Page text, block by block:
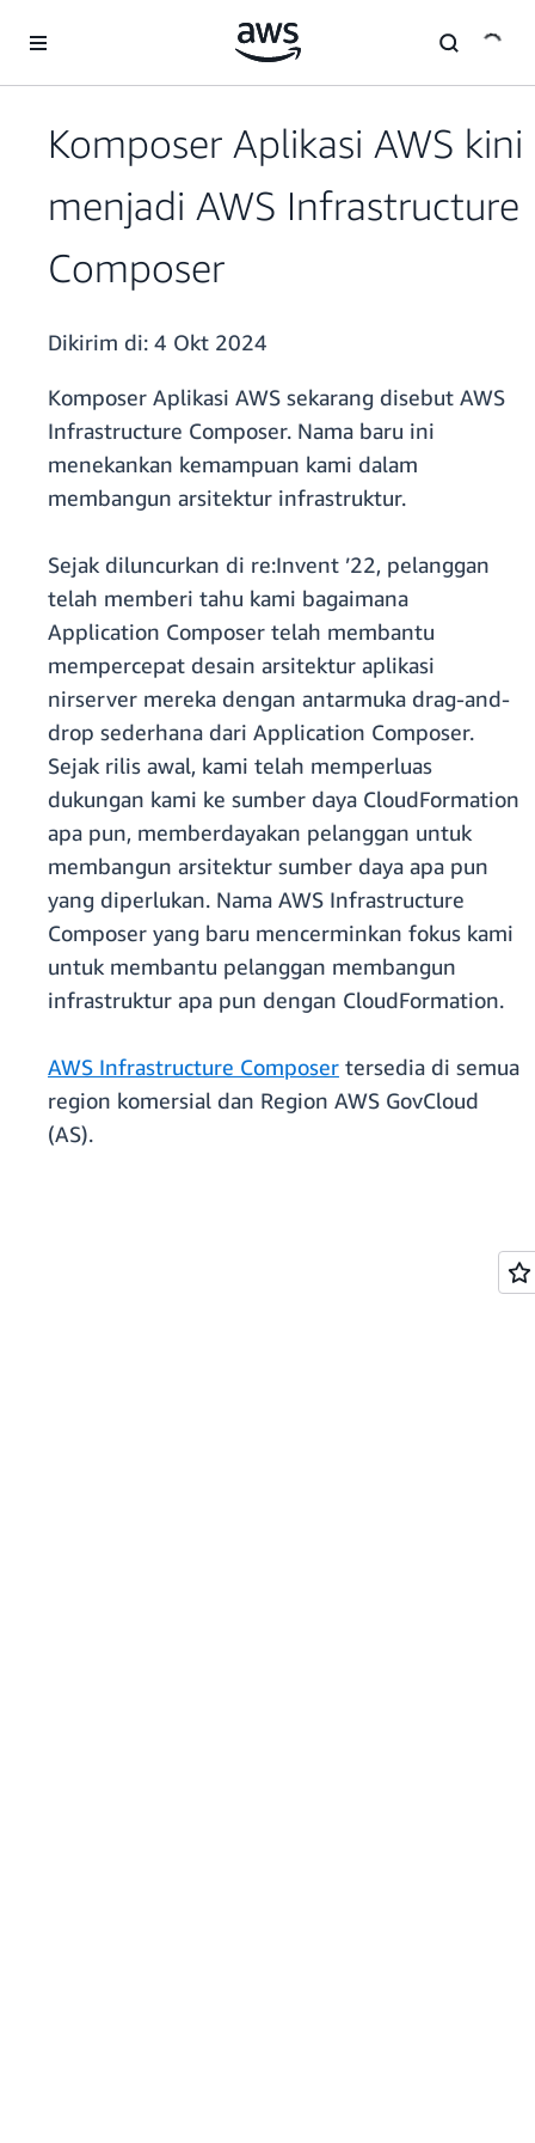
Komposer Aplikasi AWS kini
menjadi AWS Infrastructure
Composer
Dikirim di: 4 Okt 2024
Komposer Aplikasi AWS sekarang disebut AWS
Infrastructure Composer. Nama baru ini
menekankan kemampuan kami dalam
membangun arsitektur infrastruktur.
Sejak diluncurkan di re:Invent ’22, pelanggan
telah memberi tahu kami bagaimana
Application Composer telah membantu
mempercepat desain arsitektur aplikasi
nirserver mereka dengan antarmuka drag-and-
drop sederhana dari Application Composer.
Sejak rilis awal, kami telah memperluas
dukungan kami ke sumber daya CloudFormation
apa pun, memberdayakan pelanggan untuk
membangun arsitektur sumber daya apa pun
yang diperlukan. Nama AWS Infrastructure
Composer yang baru mencerminkan fokus kami
untuk membantu pelanggan membangun
infrastruktur apa pun dengan CloudFormation.
AWS Infrastructure Composer tersedia di semua
region komersial dan Region AWS GovCloud
(AS).